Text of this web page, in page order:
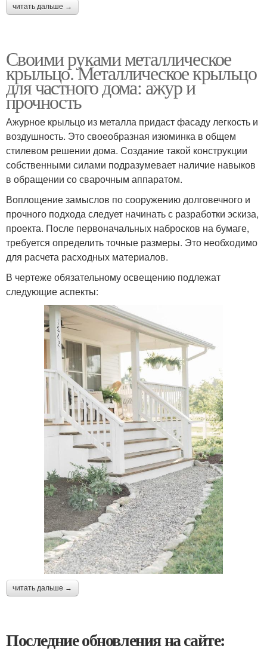
читать дальше →
Своими руками металлическое
крыльцо. Металлическое крыльцо
для частного дома: ажур и
прочность
Ажурное крыльцо из металла придаст фасаду легкость и
воздушность. Это своеобразная изюминка в общем
стилевом решении дома. Создание такой конструкции
собственными силами подразумевает наличие навыков
в обращении со сварочным аппаратом.
Воплощение замыслов по сооружению долговечного и
прочного подхода следует начинать с разработки эскиза,
проекта. После первоначальных набросков на бумаге,
требуется определить точные размеры. Это необходимо
для расчета расходных материалов.
В чертеже обязательному освещению подлежат
следующие аспекты:
читать дальше →
Последние обновления на сайте: